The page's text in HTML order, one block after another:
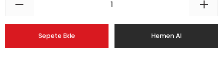
Sepete Ekle Hemen Al